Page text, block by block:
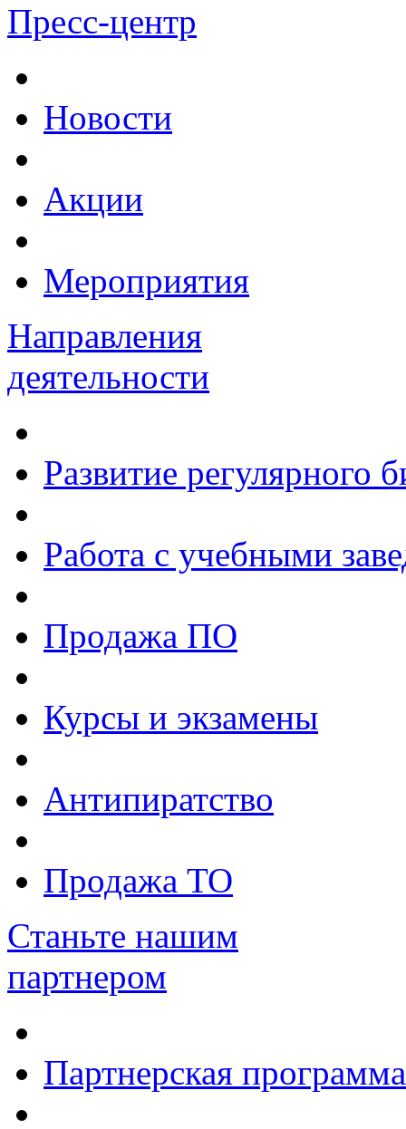
Пресс-центр
Новости
Акции
Мероприятия
Направления
деятельности
Развитие регулярного
Работа с учебными
Продажа ПО
Курсы и экзамены
Антипиратство
Продажа ТО
Станьте нашим
партнером
Партнерская программа